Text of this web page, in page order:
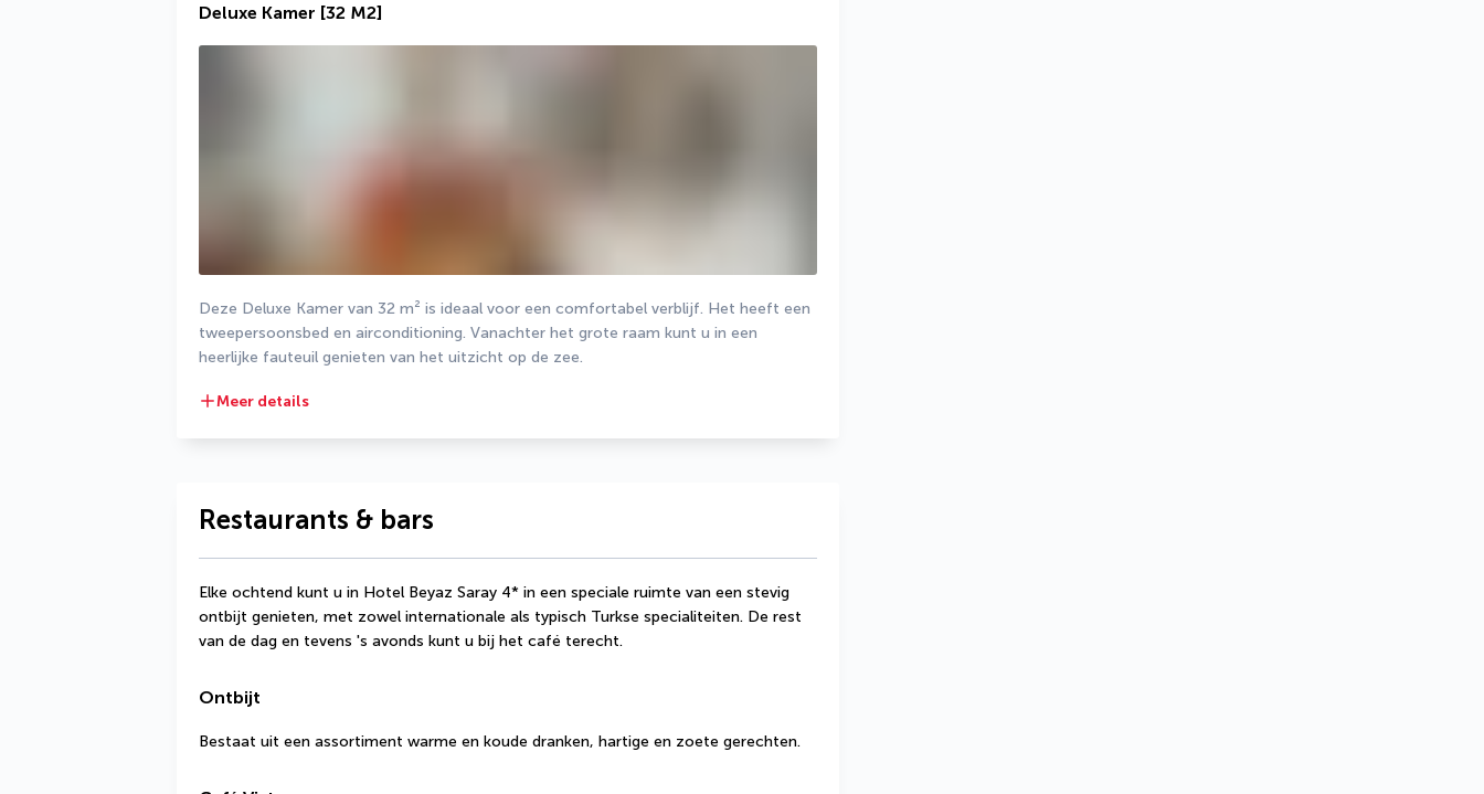
Deluxe Kamer [32 M2]
Deze Deluxe Kamer van 32 m² is ideaal voor een comfortabel verblijf. Het heeft een
tweepersoonsbed en airconditioning. Vanachter het grote raam kunt u in een
heerlijke fauteuil genieten van het uitzicht op de zee.
Meer details
Restaurants & bars
Elke ochtend kunt u in Hotel Beyaz Saray 4* in een speciale ruimte van een stevig
ontbijt genieten, met zowel internationale als typisch Turkse specialiteiten. De rest
van de dag en tevens 's avonds kunt u bij het café terecht.
Ontbijt
Bestaat uit een assortiment warme en koude dranken, hartige en zoete gerechten.